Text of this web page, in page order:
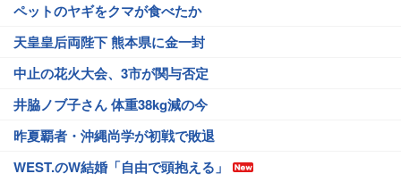
ペットのヤギをクマが食べたか
天皇皇后両陛下 熊本県に金一封
中止の花火大会、3市が関与否定
井脇ノブ子さん 体重38kg減の今
昨夏覇者・沖縄尚学が初戦で敗退
WEST.のW結婚「自由で頭抱える」